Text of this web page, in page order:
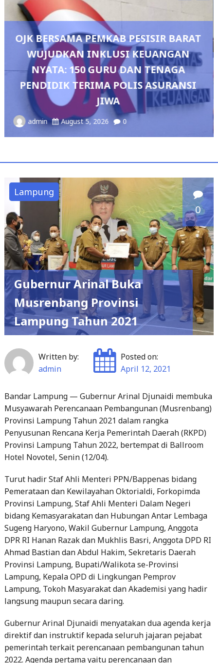
Pedang Pora Sambut Kombes Herbin
Sianipar, Babak Baru Kepemimpinan
Polresta Bandar Lampung
admin August 4, 2026
Lampung
0
Gubernur Arinal Buka
Musrenbang Provinsi
Lampung Tahun 2021
Written by:
admin
Posted on:
April 12, 2021
Bandar Lampung — Gubernur Arinal Djunaidi membuka
Musyawarah Perencanaan Pembangunan (Musrenbang)
Provinsi Lampung Tahun 2021 dalam rangka
Penyusunan Rencana Kerja Pemerintah Daerah (RKPD)
Provinsi Lampung Tahun 2022, bertempat di Ballroom
Hotel Novotel, Senin (12/04).
Turut hadir Staf Ahli Menteri PPN/Bappenas bidang
Pemerataan dan Kewilayahan Oktorialdi, Forkopimda
Provinsi Lampung, Staf Ahli Menteri Dalam Negeri
bidang Kemasyarakatan dan Hubungan Antar Lembaga
Sugeng Haryono, Wakil Gubernur Lampung, Anggota
DPR RI Hanan Razak dan Mukhlis Basri, Anggota DPD RI
Ahmad Bastian dan Abdul Hakim, Sekretaris Daerah
Provinsi Lampung, Bupati/Walikota se-Provinsi
Lampung, Kepala OPD di Lingkungan Pemprov
Lampung, Tokoh Masyarakat dan Akademisi yang hadir
langsung maupun secara daring.
Gubernur Arinal Djunaidi menyatakan dua agenda kerja
direktif dan instruktif kepada seluruh jajaran pejabat
pemerintah terkait perencanaan pembangunan tahun
2022. Agenda pertama yaitu perencanaan dan